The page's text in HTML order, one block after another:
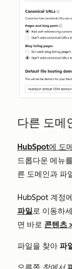
다른 도메
HubSpot에 도
드롭다운 메뉴
른 도메인과 파
HubSpot 계정
파일 로 이동하
면 바로 콘텐츠
파일을 찾아 파
오른쪽 창에서